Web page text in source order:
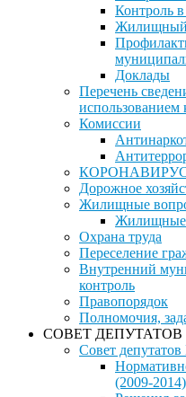
Контроль в
Жилищный
Доклады
Перечень
использованием
Комиссии
КОРОНАВИРУС
Дорожное
Жилищные
Жилищные
Охрана труда
Переселение
Внутренний
контроль
Правопорядок
Полномочия,
СОВЕТ ДЕПУТАТОВ
Совет
(2009-2014)